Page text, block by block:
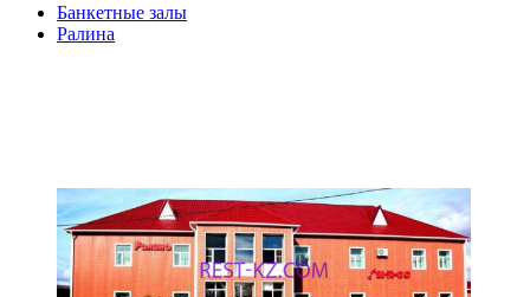
Банкетные залы
Ралина